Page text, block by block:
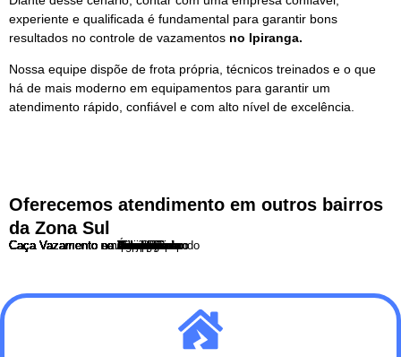
experiente e qualificada é fundamental para garantir bons
resultados no controle de vazamentos no Ipiranga.
Nossa equipe dispõe de frota própria, técnicos treinados e o que
há de mais moderno em equipamentos para garantir um
atendimento rápido, confiável e com alto nível de excelência.
Oferecemos atendimento em outros bairros
da Zona Sul
Caça Vazamento no Ibirapuera
Caça Vazamento no Itaim Bibi
Caça Vazamento no Campo Belo
Caça Vazamento em Santo Amaro
Caça Vazamento na Aclimação
Caça Vazamento no Cambuci
Caça Vazamento na Vila Mariana
Caça Vazamento no Ipiranga
Caça Vazamento no Sacomã
Caça Vazamento no Jabaquara
Caça Vazamento em Interlagos
Caça Vazamento no Morumbi
Caça Vazamento no Capão Redondo
Caça Vazamento no Grajau
Caça Vazamento no Campo Limpo
Caça Vazamento no Socorro
Caça Vazamento na Vila Olimpia
Caça Vazamento na Água Funda